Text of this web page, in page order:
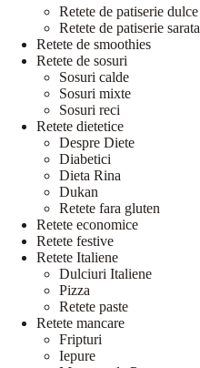
Retete de patiserie dulce
Retete de patiserie sarata
Retete de smoothies
Retete de sosuri
Sosuri calde
Sosuri mixte
Sosuri reci
Retete dietetice
Despre Diete
Diabetici
Dieta Rina
Dukan
Retete fara gluten
Retete economice
Retete festive
Retete Italiene
Dulciuri Italiene
Pizza
Retete paste
Retete mancare
Fripturi
Iepure